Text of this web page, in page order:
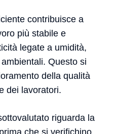
contribuisce a
più stabile e
legate a umidità,
Questo si
della qualità
dei lavoratori.
riguarda la
che si verifichino